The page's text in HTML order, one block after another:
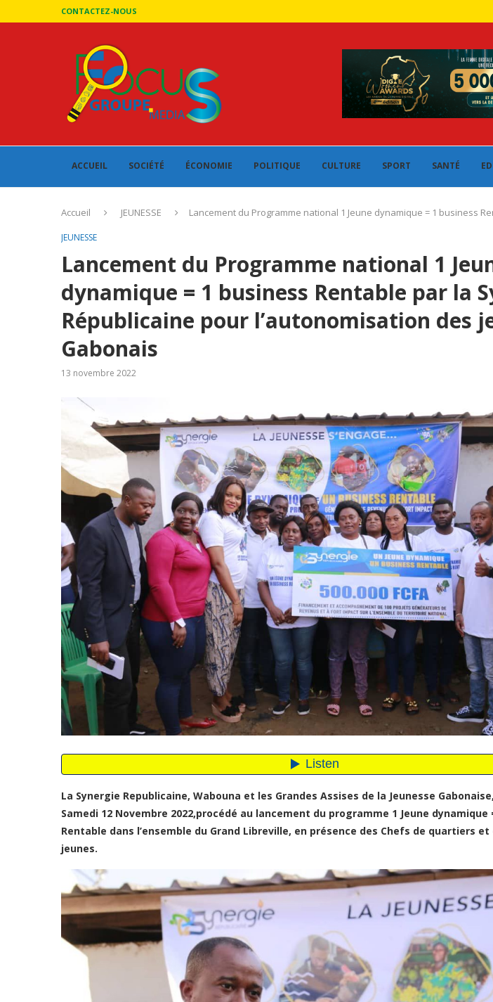
CONTACTEZ-NOUS
ACCUEIL SOCIÉTÉ ÉCONOMIE POLITIQUE CULTURE SPORT SANTÉ
Accueil JEUNESSE Lancement du Programme national 1 Jeune dynamique = 1 business
JEUNESSE
Lancement du Programme national 1
dynamique = 1 business Rentable par la
Républicaine pour l’autonomisation des
Gabonais
13 novembre 2022
La Synergie Republicaine, Wabouna et les Grandes Assises de la Jeunesse
Samedi 12 Novembre 2022,procédé au lancement du programme 1 Jeune dynamique
Rentable dans l’ensemble du Grand Libreville, en présence des Chefs de quartiers
jeunes.